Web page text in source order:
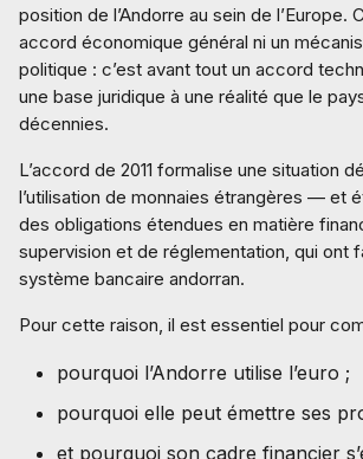
position de l’Andorre au sein de l’Europe.
accord économique général ni un
politique : c’est avant tout un accord
une base juridique à une réalité que le
décennies.
L’accord de 2011 formalise une situation
l’utilisation de monnaies étrangères — et
des obligations étendues en matière
supervision et de réglementation, qui ont
système bancaire andorran.
Pour cette raison, il est essentiel pour
pourquoi l’Andorre utilise l’euro ;
pourquoi elle peut émettre ses
et pourquoi son cadre financier